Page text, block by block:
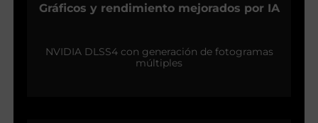
Gráficos y rendimiento mejorados por IA
NVIDIA DLSS4 con generación de fotogramas
múltiples